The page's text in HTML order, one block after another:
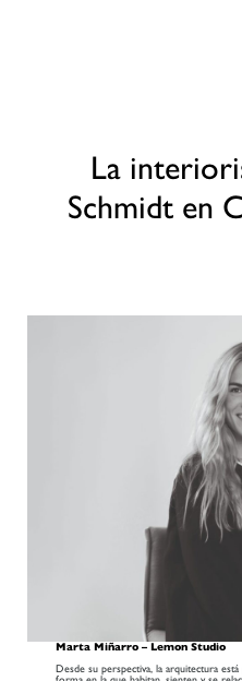
La
Schmidt en
Marta Miñarro – Lemon Studio
Desde su perspectiva, la arquitectura